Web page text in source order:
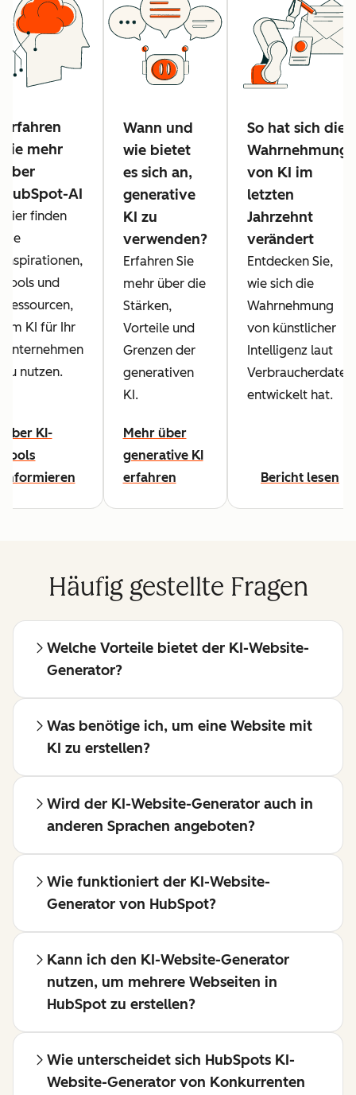
Erfahren
Sie mehr
über
HubSpot-AI
Hier finden
Sie
Inspirationen,
Tools und
Ressourcen,
um KI für Ihr
Unternehmen
zu nutzen.
Über KI-
Tools
informieren
Wann und
wie bietet
es sich an,
generative
KI zu
verwenden?
Erfahren Sie
mehr über die
Stärken,
Vorteile und
Grenzen der
generativen
KI.
Mehr über
generative KI
erfahren
So hat sich die
Wahrnehmung
von KI im
letzten
Jahrzehnt
verändert
Entdecken Sie,
wie sich die
Wahrnehmung
von künstlicher
Intelligenz laut
Verbraucherdaten
entwickelt hat.
Bericht lesen
Häufig gestellte Fragen
Welche Vorteile bietet der KI-Website-
Generator?
Was benötige ich, um eine Website mit
KI zu erstellen?
Wird der KI-Website-Generator auch in
anderen Sprachen angeboten?
Wie funktioniert der KI-Website-
Generator von HubSpot?
Kann ich den KI-Website-Generator
nutzen, um mehrere Webseiten in
HubSpot zu erstellen?
Wie unterscheidet sich HubSpots KI-
Website-Generator von Konkurrenten